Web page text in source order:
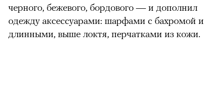
черного, бежевого, бордового — и дополнил
одежду аксессуарами: шарфами с бахромой и
длинными, выше локтя, перчатками из кожи.